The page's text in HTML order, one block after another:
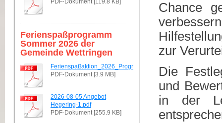
PDF-Dokument [119.8 KB]
Ferienspaßprogramm
Sommer 2026 der
Gemeinde Wettringen
Ferienspaßaktion_2026_Programmheft.pdf
PDF-Dokument [3.9 MB]
2026-08-05 Angebot
Hegering-1.pdf
PDF-Dokument [255.9 KB]
Chance
zur
Die
und
in der